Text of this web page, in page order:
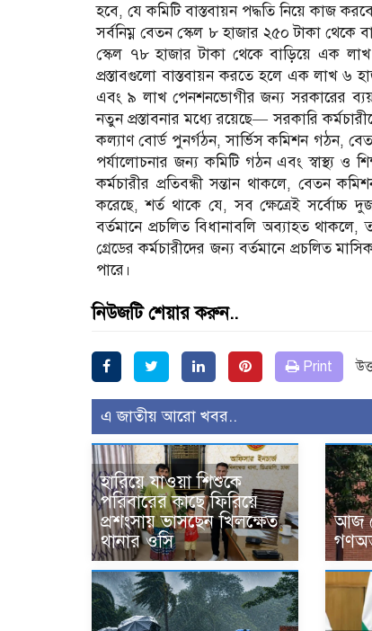
হবে, যে কমিটি বাস্তবায়ন পদ্ধতি নিয়ে কাজ
সর্বনিম্ন বেতন স্কেল ৮ হাজার ২৫০ টাকা থেকে
স্কেল ৭৮ হাজার টাকা থেকে বাড়িয়ে এক
প্রস্তাবগুলো বাস্তবায়ন করতে হলে এক লাখ ৬
এবং ৯ লাখ পেনশনভোগীর জন্য সরকারের
নতুন প্রস্তাবনার মধ্যে রয়েছে— সরকারি
কল্যাণ বোর্ড পুনর্গঠন, সার্ভিস কমিশন গঠন,
পর্যালোচনার জন্য কমিটি গঠন এবং স্বাস্থ্য ও
কর্মচারীর প্রতিবন্ধী সন্তান থাকলে, বেতন
করেছে, শর্ত থাকে যে, সব ক্ষেত্রেই সর্বোচ্চ
বর্তমানে প্রচলিত বিধানাবলি অব্যাহত
গ্রেডের কর্মচারীদের জন্য বর্তমানে প্রচলিত
পারে।
নিউজটি শেয়ার করুন..
Print
এ জাতীয় আরো খবর..
হারিয়ে যাওয়া শিশুকে
পরিবারের কাছে ফিরিয়ে
প্রশংসায় ভাসছেন খিলক্ষেত
থানার ওসি
আজ